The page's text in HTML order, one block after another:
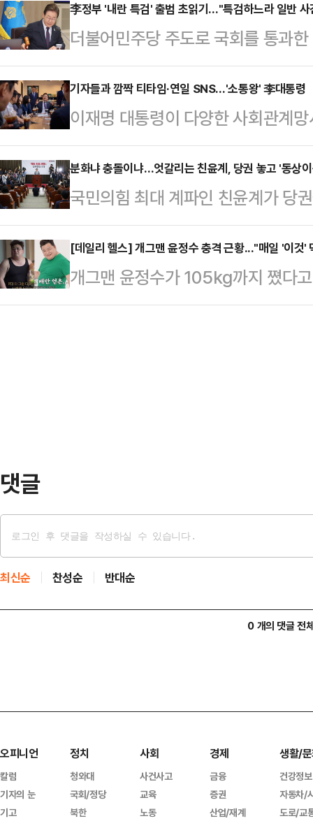
탑승 중인 수도권 지하철이 30분
를 보장해 주는 '수도권지하철지연
사에 따르면 최근 5년간 지하철 지
상 지연 된 경우는 연 51.4건으로
목적지에 가기 위해 택시를 이용하
계됐다.…
李정부 '내란 특검' 출범 초읽기…"특검하느라 일반
더불어민주당 주도로 국회를 통과
되면서 본격적인 특검 수사가 다음
기존에 진행되었던 수사 내용이 있
특검 이후 기소할 것이 있다면 지귀
가능성이 있다고 전망했다. 전문가
력을 파견받는다면 일반 사건을 담
수사 지연과 부실이 우려된다고 지
재명 대통령은 이날 오…
기자들과 깜짝 티타임·연일 SNS…'소통왕' 李대통령
이재명 대통령이 다양한 사회관계
를 내고, 기자들과 깜짝 티타임을
은 10일 서울 용산 대통령실 구내식
관·황인권 경호처장 등 참모들과
터 국무회의를 주재하다가, 11시
점심 식사를 위해 식당으로 내려왔
옆에 있는 구내매점을 방문해 기자
로 언론과 소통…
분화냐 충돌이냐…엇갈리는 친윤계, 당권 놓고 '동상
국민의힘 최대 계파인 친윤계가 당
열 정권에서 권력을 누렸던 옛 친윤
력으로 나뉘면서 분화하는 모습이
16일로 예정된 원내대표 선거전이
옛 친윤계가 당권을 놓치는 결과를
[데일리 헬스] 개그맨 윤정수 충격 근황..."매일 '이
개그맨 윤정수가 105kg까지 쪘다
9일 유튜브 채널 ‘쥬비스다이어트’
댓글
최신순 찬성순 반대순
0 개의 댓글 전
오피니언
칼럼
기자의 눈
기고
정치
청와대
국회/정당
북한
사회
사건사고
교육
노동
경제
금융
증권
산업/재계
생활/
건강정보
자동차/
도로/교